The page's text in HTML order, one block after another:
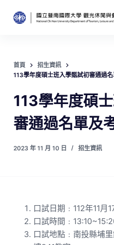
跳
至
內
容
首頁
招生資訊
113學年度碩士班入學甄試初審通過
113學年度碩
審通過名單及
2023 年 11 月 10 日 招生資訊
口試日期﹕112年11月
口試時間
口試地點﹕南投縣埔